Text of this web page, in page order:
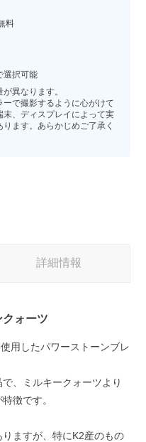
料
選択可能
異なります。
ーで撮影するように心がけて
末、ディスプレイによって実
ます。あらかじめご了承く
詳細情報
ォーツ
用したパワーストーンブレ
、ミルキークォーツより
徴です。
ますが、特にK2産のもの